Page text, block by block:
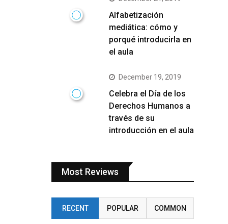
Alfabetización
mediática: cómo y
porqué introducirla en
el aula
December 19, 2019
Celebra el Día de los
Derechos Humanos a
través de su
introducción en el aula
Most Reviews
RECENT POPULAR COMMON